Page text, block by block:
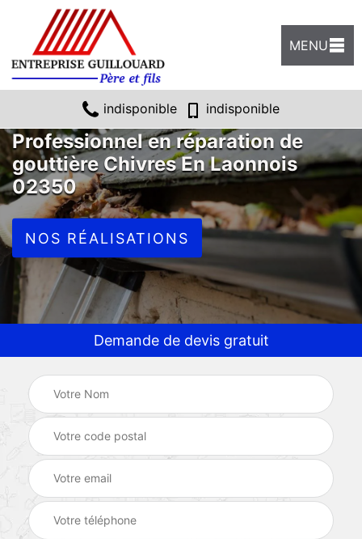
MENU
indisponible indisponible
Professionnel en réparation de
gouttière Chivres En Laonnois
02350
NOS RÉALISATIONS
Demande de devis gratuit